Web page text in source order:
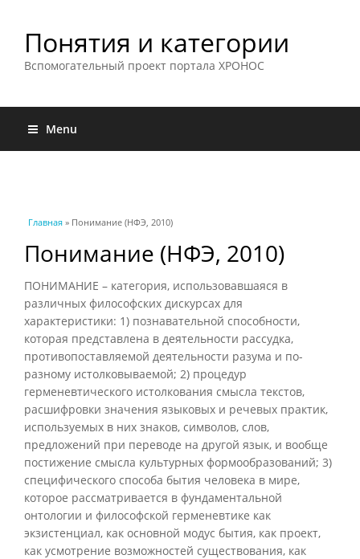
Понятия и категории
Вспомогательный проект портала ХРОНОС
Menu
Вы здесь
Главная » Понимание (НФЭ, 2010)
Понимание (НФЭ, 2010)
ПОНИМАНИЕ – категория, использовавшаяся в
различных философских дискурсах для
характеристики: 1) познавательной способности,
которая представлена в деятельности рассудка,
противопоставляемой деятельности разума и по-
разному истолковываемой; 2) процедур
герменевтического истолкования смысла текстов,
расшифровки значения языковых и речевых практик,
используемых в них знаков, символов, слов,
предложений при переводе на другой язык, и вообще
постижение смысла культурных формообразований; 3)
специфического способа бытия человека в мире,
которое рассматривается в фундаментальной
онтологии и философской герменевтике как
экзистенциал, как основной модус бытия, как проект,
как усмотрение возможностей существования, как